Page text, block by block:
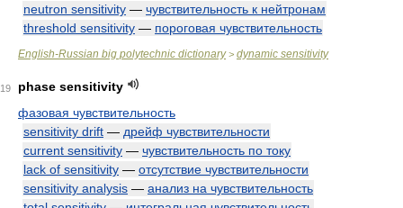
neutron sensitivity — чувствительность к нейтронам
threshold sensitivity — пороговая чувствительность
English-Russian big polytechnic dictionary> dynamic sensitivity
19
phase sensitivity
фазовая чувствительность
sensitivity drift — дрейф чувствительности
current sensitivity — чувствительность по току
lack of sensitivity — отсутствие чувствительности
sensitivity analysis — анализ на чувствительность